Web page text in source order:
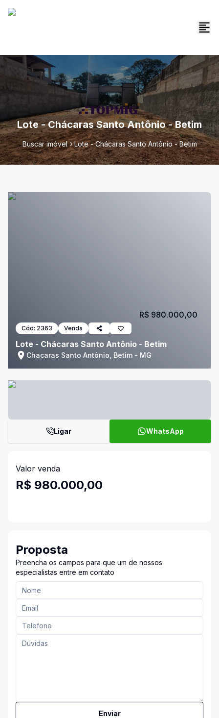
Lote - Chácaras Santo Antônio - Betim
Buscar imóvel Lote - Chácaras Santo Antônio - Betim
Cód: 2363 Venda
Lote - Chácaras Santo Antônio - Betim
Chacaras Santo Antônio, Betim - MG
R$ 980.000,00
Ligar WhatsApp
Valor venda
R$ 980.000,00
Proposta
Preencha os campos para que um de nossos
especialistas entre em contato
Enviar